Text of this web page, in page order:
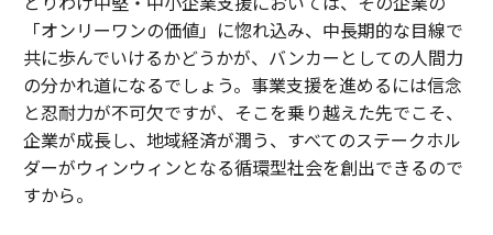
「オンリーワンの価値」に惚れ込み、中長期的な目線で
共に歩んでいけるかどうかが、バンカーとしての人間力
の分かれ道になるでしょう。事業支援を進めるには信念
と忍耐力が不可欠ですが、そこを乗り越えた先でこそ、
企業が成長し、地域経済が潤う、すべてのステークホル
ダーがウィンウィンとなる循環型社会を創出できるので
すから。